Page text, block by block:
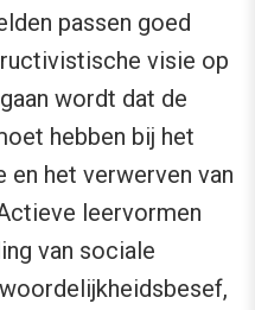
passen goed
visie op
wordt dat de
hebben bij het
het verwerven van
leervormen
van sociale